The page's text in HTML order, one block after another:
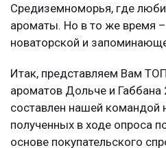
Средиземноморья, где
ароматы. Но в то же время
новаторской и
Итак, представляем Вам
ароматов Дольче и Габбана
составлен нашей командой
полученных в ходе опроса
основе покупательского